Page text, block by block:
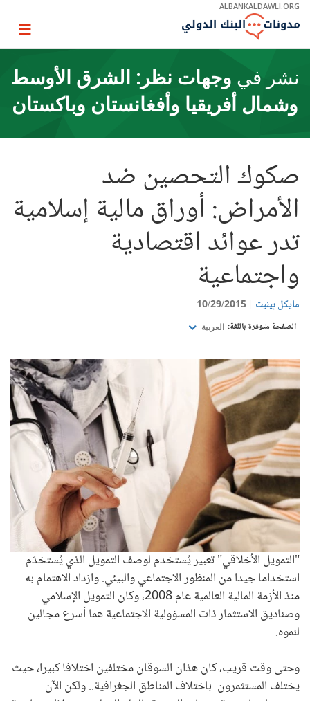
Skip
Main
ALBANKALDAWLI.ORG
Page
نشر في وجهات نظر: الشرق الأوسط
وشمال أفريقيا وأفغانستان وباكستان
صكوك التحصين ضد
الأمراض: أوراق مالية إسلامية
تدر عوائد اقتصادية
واجتماعية
مايكل بينيت 10/29/2015
الصفحة متوفرة باللغة: العربية
"التمويل الأخلاقي" تعبير يُستخدم لوصف التمويل الذي يُستخدَم
استخداما جيدا من المنظور الاجتماعي والبيئي. وازداد الاهتمام به
منذ الأزمة المالية العالمية عام 2008، وكان التمويل الإسلامي
وصناديق الاستثمار ذات المسؤولية الاجتماعية هما أسرع مجالين
لنموه.
وحتى وقت قريب، كان هذان السوقان مختلفين اختلافا كبيرا، حيث
يختلف المستثمرون باختلاف المناطق الجغرافية.. ولكن الآن